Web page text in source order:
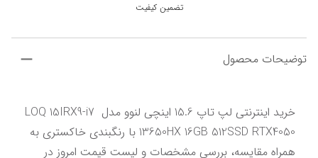
تضمین کیفیت
توضیحات محصول
خرید اینترنتی لپ تاپ 15.6 اینچی لنوو مدل LOQ 15IRX9-i7